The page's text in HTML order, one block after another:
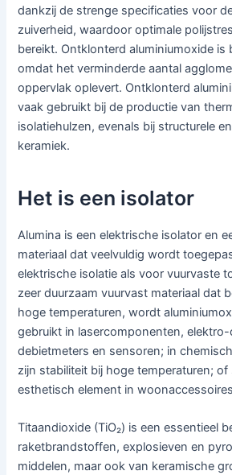
dankzij de strenge specificaties voor
zuiverheid, waardoor optimale
bereikt. Ontklonterd aluminiumoxide is
omdat het verminderde aantal
oppervlak oplevert. Ontklonterd
vaak gebruikt bij de productie van
isolatiehulzen, evenals bij structurele
keramiek.
Het is een isolator
Alumina is een elektrische isolator en
materiaal dat veelvuldig wordt
elektrische isolatie als voor vuurvaste
zeer duurzaam vuurvast materiaal dat
hoge temperaturen, wordt
gebruikt in lasercomponenten,
debietmeters en sensoren; in
zijn stabiliteit bij hoge temperaturen; of
esthetisch element in
Titaandioxide (TiO₂) is een essentieel
raketbrandstoffen, explosieven en
middelen, maar ook van keramische